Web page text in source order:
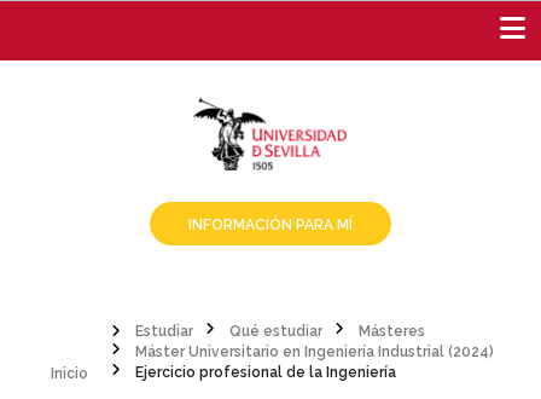
contenido
INFORMACIÓN PARA MÍ
Sobrescribir
Estudiar Qué estudiar
Másteres
Máster Universitario en Ingeniería Industrial (2024)
Ejercicio profesional de la Ingeniería